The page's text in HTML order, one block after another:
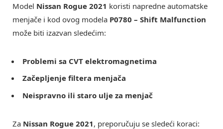
Model Nissan Rogue 2021 koristi napredne automatske
menjače i kod ovog modela P0780 – Shift Malfunction
može biti izazvan sledećim:
Problemi sa CVT elektromagnetima
Začepljenje filtera menjača
Neispravno ili staro ulje za menjač
Za Nissan Rogue 2021, preporučuju se sledeći koraci: